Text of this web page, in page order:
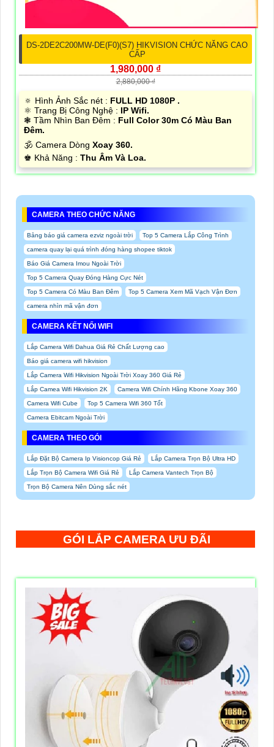
DS-2DE2C200MW-DE(F0)(S7) HIKVISION CHỨC NĂNG CAO
CẤP
1,980,000 ₫
2,880,000 ₫
🔅 Hình Ảnh Sắc nét : FULL HD 1080P .
⚛️ Trang Bị Công Nghệ : IP Wifi.
❃ Tầm Nhìn Ban Đêm : Full Color 30m Có Màu Ban
Đêm.
🕉️ Camera Dòng Xoay 360.
️♚ Khả Năng : Thu Âm Và Loa.
CAMERA THEO CHỨC NĂNG
Bảng báo giá camera ezviz ngoài trời Top 5 Camera Lắp Công Trình
camera quay lại quá trình đóng hàng shopee tiktok
Báo Giá Camera Imou Ngoài Trời
Top 5 Camera Quay Đóng Hàng Cực Nét
Top 5 Camera Có Màu Ban Đêm Top 5 Camera Xem Mã Vạch Vận Đơn
camera nhìn mã vận đơn
CAMERA KẾT NỐI WIFI
Lắp Camera Wifi Dahua Giá Rẻ Chất Lượng cao
Báo giá camera wifi hikvision
Lắp Camera Wifi Hikvision Ngoài Trời Xoay 360 Giá Rẻ
Lắp Camea Wifi Hikvision 2K Camera Wifi Chính Hãng Kbone Xoay 360
Camera Wifi Cube Top 5 Camera Wifi 360 Tốt
Camera Ebitcam Ngoài Trời
CAMERA THEO GÓI
Lắp Đặt Bộ Camera Ip Visioncop Giá Rẻ Lắp Camera Trọn Bộ Ultra HD
Lắp Trọn Bộ Camera Wifi Giá Rẻ Lắp Camera Vantech Trọn Bộ
Trọn Bộ Camera Nên Dùng sắc nét
GÓI LẮP CAMERA ƯU ĐÃI